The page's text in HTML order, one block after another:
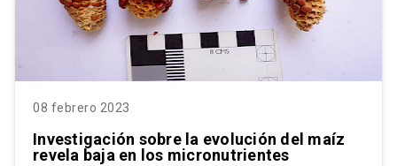
08 febrero 2023
Investigación sobre la evolución del maíz
revela baja en los micronutrientes